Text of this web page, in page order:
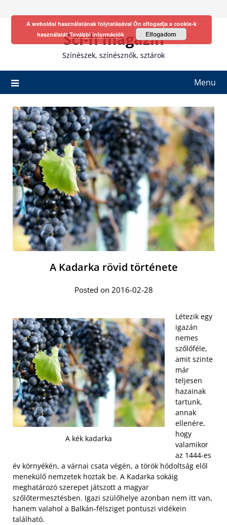
Sci-fi magazin
Színészek, színésznők, sztárok
Menu
A Kadarka rövid története
Posted on 2016-02-28
A kék kadarka
Létezik egy
igazán
nemes
szőlőféle,
amit szinte
már
teljesen
hazainak
tartunk,
annak
ellenére,
hogy
valamikor
az 1444-es
év környékén, a várnai csata végén, a török hódoltság elől
menekülő nemzetek hoztak be. A Kadarka sokáig
meghatározó szerepet játszott a magyar
szőlőtermesztésben. Igazi szülőhelye azonban nem itt van,
hanem valahol a Balkán-félsziget pontuszi vidékein
található.
A weboldal használatának folytatásával Ön elfogadja a cookie-k
használatátTovábbi információk Elfogadom